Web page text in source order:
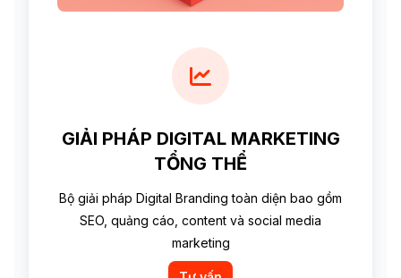
GIẢI PHÁP DIGITAL MARKETING
TỔNG THỂ
Bộ giải pháp Digital Branding toàn diện bao gồm
SEO, quảng cáo, content và social media
marketing